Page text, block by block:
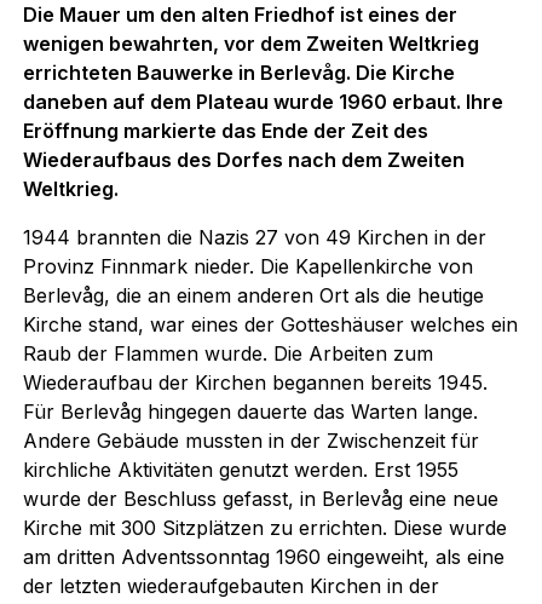
Die Mauer um den alten Friedhof ist eines der
wenigen bewahrten, vor dem Zweiten Weltkrieg
errichteten Bauwerke in Berlevåg. Die Kirche
daneben auf dem Plateau wurde 1960 erbaut. Ihre
Eröffnung markierte das Ende der Zeit des
Wiederaufbaus des Dorfes nach dem Zweiten
Weltkrieg.
1944 brannten die Nazis 27 von 49 Kirchen in der
Provinz Finnmark nieder. Die Kapellenkirche von
Berlevåg, die an einem anderen Ort als die heutige
Kirche stand, war eines der Gotteshäuser welches ein
Raub der Flammen wurde. Die Arbeiten zum
Wiederaufbau der Kirchen begannen bereits 1945.
Für Berlevåg hingegen dauerte das Warten lange.
Andere Gebäude mussten in der Zwischenzeit für
kirchliche Aktivitäten genutzt werden. Erst 1955
wurde der Beschluss gefasst, in Berlevåg eine neue
Kirche mit 300 Sitzplätzen zu errichten. Diese wurde
am dritten Adventssonntag 1960 eingeweiht, als eine
der letzten wiederaufgebauten Kirchen in der